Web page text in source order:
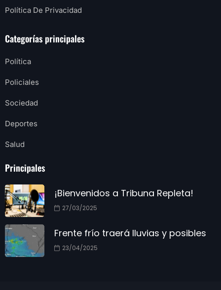
Política De Privacidad
Categorías principales
Política
Policiales
Sociedad
Deportes
Salud
Principales
¡Bienvenidos a Tribuna Repleta!
27/03/2025
Frente frío traerá lluvias y posibles
23/04/2025